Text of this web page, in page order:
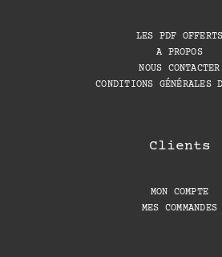
LES PDF OFFERTS
A PROPOS
NOUS CONTACTER
CONDITIONS GÉNÉRALES
Clients
MON COMPTE
MES COMMANDES